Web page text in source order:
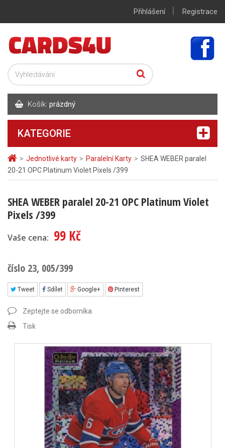
> Jednotlivé karty > Paralelní Karty > SHEA WEBER paralel
20-21 OPC Platinum Violet Pixels /399
SHEA WEBER paralel 20-21 OPC Platinum Violet
Pixels /399
Vaše cena: 99 Kč
číslo 23, 005/399
Tweet Sdílet Google+ Pinterest
Zeptejte se odborníka
Tisk
Přihlášení | Registrace
Košík: prázdný
KATEGORIE